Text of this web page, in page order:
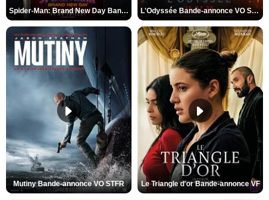
Spider-Man: Brand New Day Bande-annonce VO STFR L'Odyssée Bande-annonce VO STFR
Mutiny Bande-annonce VO STFR Le Triangle d'or Bande-annonce VF